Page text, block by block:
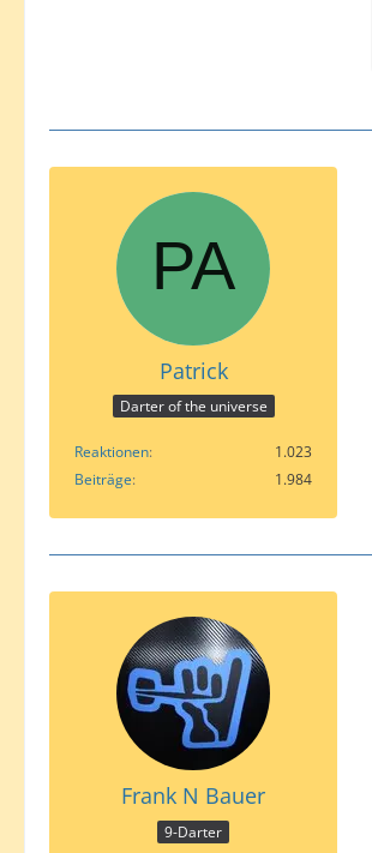
Patrick
Darter of the universe
Reaktionen
1.023
Beiträge
1.984
Frank N Bauer
9-Darter